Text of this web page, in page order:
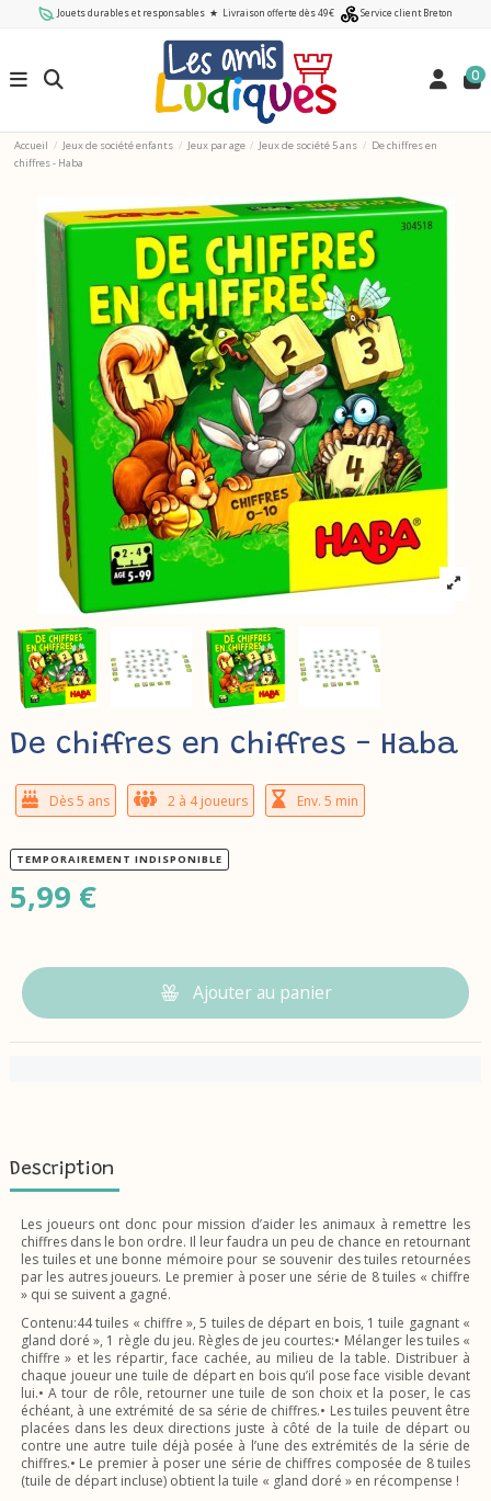
Jouets durables et responsables ★ Livraison offerte dès 49€ Service client Breton
0
Accueil Jeux de société enfants Jeux par age Jeux de société 5 ans
De chiffres en
chiffres - Haba
De chiffres en chiffres - Haba
Dès 5 ans 2 à 4 joueurs Env. 5 min
TEMPORAIREMENT INDISPONIBLE
5,99 €
Ajouter au panier
Description
Les joueurs ont donc pour mission d’aider les animaux à remettre les
chiffres dans le bon ordre. Il leur faudra un peu de chance en retournant
les tuiles et une bonne mémoire pour se souvenir des tuiles retournées
par les autres joueurs. Le premier à poser une série de 8 tuiles « chiffre
» qui se suivent a gagné.
Contenu:44 tuiles « chiffre », 5 tuiles de départ en bois, 1 tuile gagnant «
gland doré », 1 règle du jeu. Règles de jeu courtes:• Mélanger les tuiles «
chiffre » et les répartir, face cachée, au milieu de la table. Distribuer à
chaque joueur une tuile de départ en bois qu’il pose face visible devant
lui.• A tour de rôle, retourner une tuile de son choix et la poser, le cas
échéant, à une extrémité de sa série de chiffres.• Les tuiles peuvent être
placées dans les deux directions juste à côté de la tuile de départ ou
contre une autre tuile déjà posée à l’une des extrémités de la série de
chiffres.• Le premier à poser une série de chiffres composée de 8 tuiles
(tuile de départ incluse) obtient la tuile « gland doré » en récompense !